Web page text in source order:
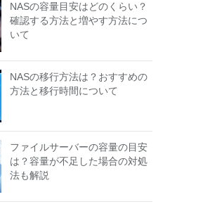
NASの容量目安はどのくらい？
確認する方法と増やす方法につ
いて
NASの移行方法は？おすすめの
方法と移行時間について
ファイルサーバーの容量の目安
は？容量が不足した場合の対処
法も解説